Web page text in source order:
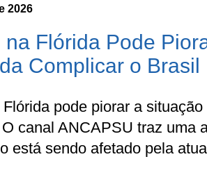
2026
na Flórida Pode
Complicar o Brasil
pode piorar a
canal ANCAPSU traz uma
está sendo afetado pela